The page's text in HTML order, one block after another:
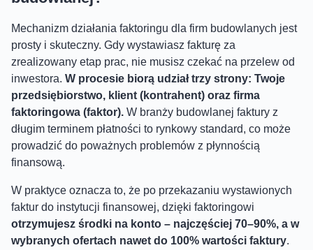
Mechanizm działania faktoringu dla firm budowlanych jest
prosty i skuteczny. Gdy wystawiasz fakturę za
zrealizowany etap prac, nie musisz czekać na przelew od
inwestora. W procesie biorą udział trzy strony: Twoje
przedsiębiorstwo, klient (kontrahent) oraz firma
faktoringowa (faktor). W branży budowlanej faktury z
długim terminem płatności to rynkowy standard, co może
prowadzić do poważnych problemów z płynnością
finansową.
W praktyce oznacza to, że po przekazaniu wystawionych
faktur do instytucji finansowej, dzięki faktoringowi
otrzymujesz środki na konto – najczęściej 70–90%, a w
wybranych ofertach nawet do 100% wartości faktury.